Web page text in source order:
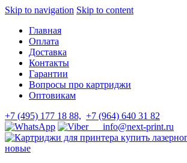
Skip to navigation Skip to content
Главная
Оплата
Доставка
Контакты
Гарантии
Вопросы про картриджи
Оптовикам
+7 (495) 177 18 88, +7 (964) 640 31 82
info@next-print.ru